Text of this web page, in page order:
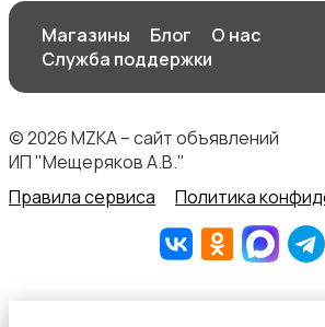
Магазины Блог
О нас
Служба поддержки
© 2026 MZKA – сайт объявлений
ИП "Мещеряков А.В."
Правила сервиса
Политика